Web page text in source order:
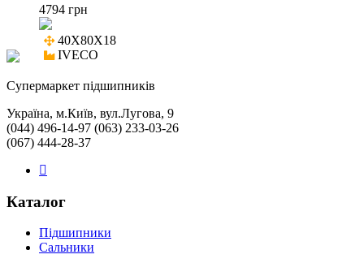
4794 грн
40X80X18
IVECO
Cупермаркет підшипників
Україна, м.Київ, вул.Лугова, 9
(044) 496-14-97 (063) 233-03-26
(067) 444-28-37
Каталог
Підшипники
Сальники